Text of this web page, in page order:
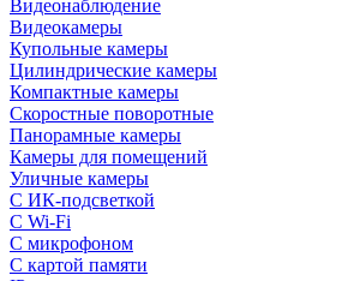
Видеонаблюдение
Видеокамеры
Купольные камеры
Цилиндрические камеры
Компактные камеры
Скоростные поворотные
Панорамные камеры
Камеры для помещений
Уличные камеры
С ИК-подсветкой
С Wi-Fi
С микрофоном
С картой памяти